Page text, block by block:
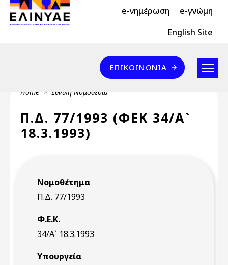
Skip to main content
Header Top 2 e-νημέρωση e-γνώμη
Header Top English Site
Επικοινωνία
ΕΠΙΚΟΙΝΩΝΊΑ
Breadcrumb
Home Εθνική Νομοθεσία
Π.Δ. 77/1993 (ΦΕΚ 34/Α`
18.3.1993)
Νομοθέτημα
Π.Δ. 77/1993
Φ.Ε.Κ.
34/Α` 18.3.1993
Υπουργεία